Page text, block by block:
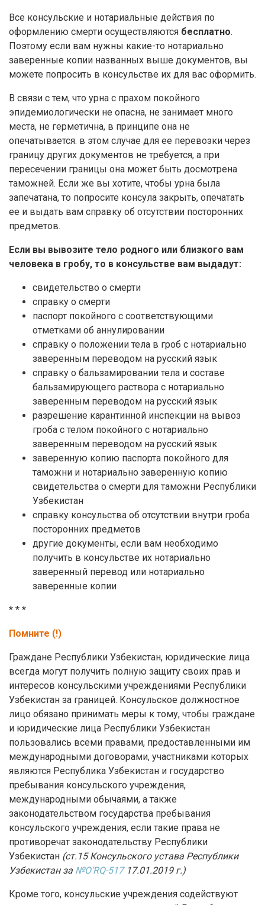
Все консульские и нотариальные действия по
оформлению смерти осуществляются бесплатно.
Поэтому если вам нужны какие-то нотариально
заверенные копии названных выше документов, вы
можете попросить в консульстве их для вас оформить.
В связи с тем, что урна с прахом покойного
эпидемиологически не опасна, не занимает много
места, не герметична, в принципе она не
опечатывается. в этом случае для ее перевозки через
границу других документов не требуется, а при
пересечении границы она может быть досмотрена
таможней. Если же вы хотите, чтобы урна была
запечатана, то попросите консула закрыть, опечатать
ее и выдать вам справку об отсутствии посторонних
предметов.
Если вы вывозите тело родного или близкого вам
человека в гробу, то в консульстве вам выдадут:
свидетельство о смерти
справку о смерти
паспорт покойного с соответствующими
отметками об аннулировании
справку о положении тела в гроб с нотариально
заверенным переводом на русский язык
справку о бальзамировании тела и составе
бальзамирующего раствора с нотариально
заверенным переводом на русский язык
разрешение карантинной инспекции на вывоз
гроба с телом покойного с нотариально
заверенным переводом на русский язык
заверенную копию паспорта покойного для
таможни и нотариально заверенную копию
свидетельства о смерти для таможни Республики
Узбекистан
справку консульства об отсутствии внутри гроба
посторонних предметов
другие документы, если вам необходимо
получить в консульстве их нотариально
заверенный перевод или нотариально
заверенные копии
* * *
Помните (!)
Граждане Республики Узбекистан, юридические лица
всегда могут получить полную защиту своих прав и
интересов консульскими учреждениями Республики
Узбекистан за границей. Консульское должностное
лицо обязано принимать меры к тому, чтобы граждане
и юридические лица Республики Узбекистан
пользовались всеми правами, предоставленными им
международными договорами, участниками которых
являются Республика Узбекистан и государство
пребывания консульского учреждения,
международными обычаями, а также
законодательством государства пребывания
консульского учреждения, если такие права не
противоречат законодательству Республики
Узбекистан (ст.15 Консульского устава Республики
Узбекистан за №O‘RQ-51717.01.2019 г.)
Кроме того, консульские учреждения содействуют